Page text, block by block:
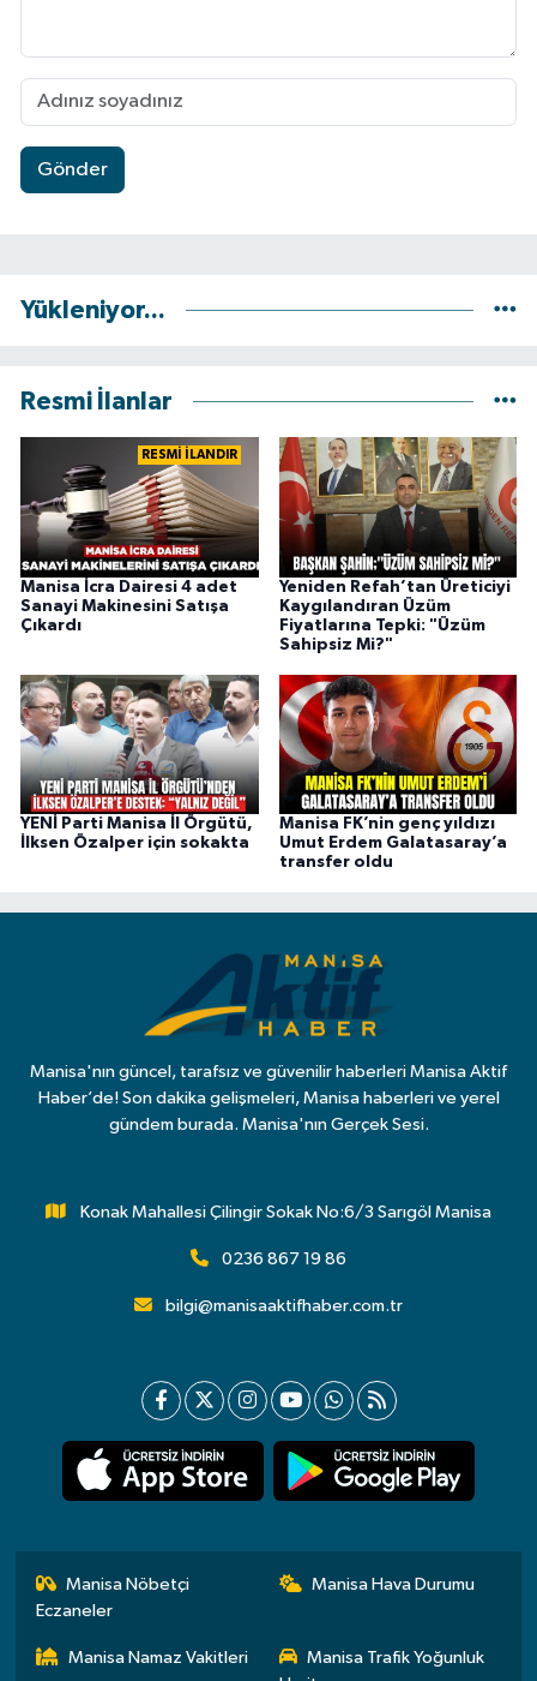
Gönder
Yükleniyor...
Resmi İlanlar
RESMİ İLANDIR
Manisa İcra Dairesi 4 adet
Sanayi Makinesini Satışa
Çıkardı
Yeniden Refah’tan Üreticiyi
Kaygılandıran Üzüm
Fiyatlarına Tepki: "Üzüm
Sahipsiz Mi?"
YENİ Parti Manisa İl Örgütü,
İlksen Özalper için sokakta
Manisa FK’nin genç yıldızı
Umut Erdem Galatasaray’a
transfer oldu
Manisa'nın güncel, tarafsız ve güvenilir haberleri Manisa Aktif
Haber’de! Son dakika gelişmeleri, Manisa haberleri ve yerel
gündem burada. Manisa'nın Gerçek Sesi.
Konak Mahallesi Çilingir Sokak No:6/3 Sarıgöl Manisa
0236 867 19 86
bilgi@manisaaktifhaber.com.tr
Manisa Nöbetçi
Eczaneler
Manisa Hava Durumu
Manisa Namaz Vakitleri
Manisa Trafik Yoğunluk